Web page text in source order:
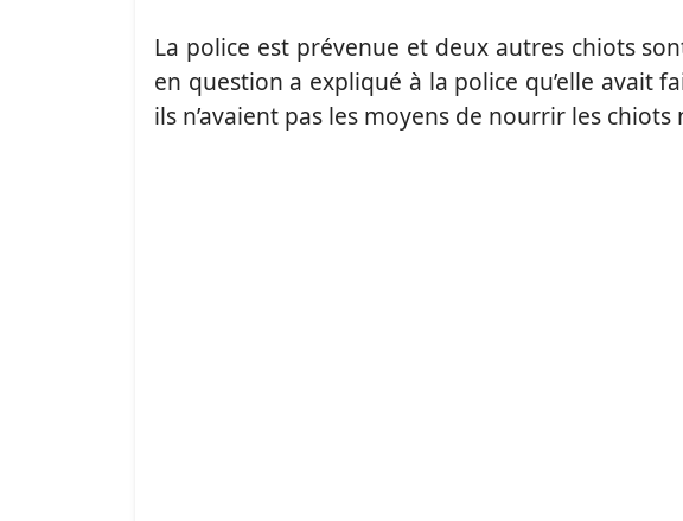
La police est prévenue et deux autres chiots
en question a expliqué à la police qu’elle avait
ils n’avaient pas les moyens de nourrir les chiots